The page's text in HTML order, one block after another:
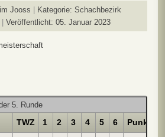
Jooss Kategorie: Schachbezirk
Veröffentlicht: 05. Januar 2023
5. Runde
TWZ 1 2 3 4 5 6 Punkte